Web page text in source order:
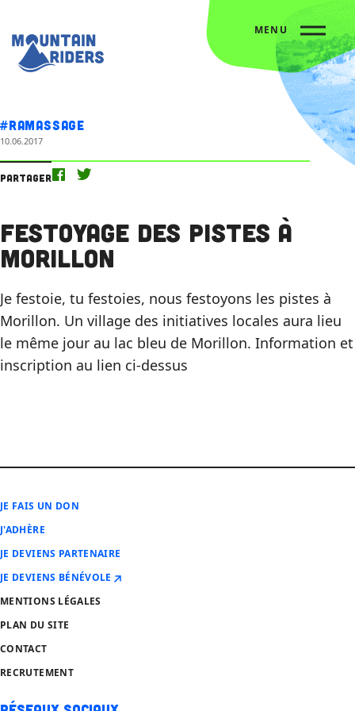
MENU
#Ramassage
10.06.2017
Partager
Festoyage des Pistes à
Morillon
Je festoie, tu festoies, nous festoyons les pistes à
Morillon. Un village des initiatives locales aura lieu
le même jour au lac bleu de Morillon. Information et
inscription au lien ci-dessus
JE FAIS UN DON
J'ADHÈRE
JE DEVIENS PARTENAIRE
JE DEVIENS BÉNÉVOLE
MENTIONS LÉGALES
PLAN DU SITE
CONTACT
RECRUTEMENT